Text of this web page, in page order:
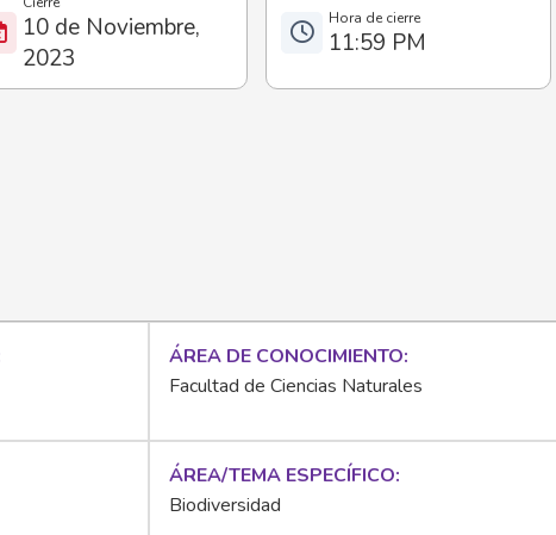
10 de Noviembre,
2023
11:59 PM
ÁREA DE CONOCIMIENTO
Facultad de Ciencias Naturales
ÁREA/TEMA ESPECÍFICO
Biodiversidad